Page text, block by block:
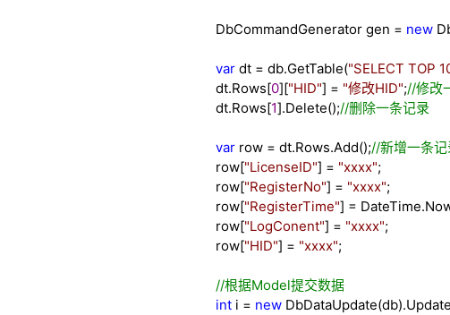
DbCommandGenerator gen = new
var dt = db.GetTable("SELECT TOP
dt.Rows[0]["HID"] = "修改HID";//修改
dt.Rows[1].Delete();//删除一条记录
var row = dt.Rows.Add();//新增一条记
row["LicenseID"] = "xxxx";
row["RegisterNo"] = "xxxx";
row["RegisterTime"] =
row["LogConent"] = "xxxx";
row["HID"] = "xxxx";
//根据Model提交数据
int i = new